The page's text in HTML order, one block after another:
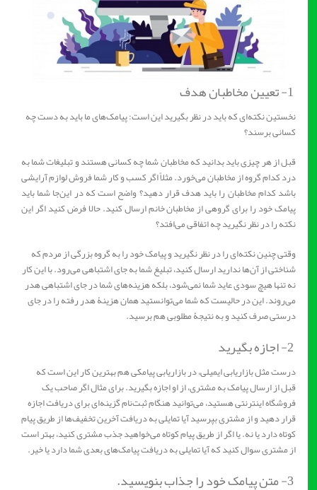
نخستین نکته‌ای که باید در نظر بگیرید این است: پیامک‌های ما باید به دست چه
کسانی برسند؟
قبل از هر چیزی باید بدانید که مخاطبان شما چه کسانی هستند و تبلیغات شما به
درد کدام گروه از مخاطبان می‌خورد. مثلاً اگر کسب و کار شما فروش لوازم آرایشی
باشد کدام مخاطبان را باید هدف قرار دهید؟ واضح است که در این‌جا شما باید
پیامک خود را برای گروهی از مخاطبان خانم ارسال کنید. حالا فرض کنید اگر این
نکته را در نظر نگیرید چه اتفاقی می‌افتد؟
وقتی چنین نکته‌ای را در نظر نگیرید و پیامک خود را به گروه بزرگی از مردم که
شناختی از آن‌ها ندارید ارسال کنید، تبلیغ شما به جای اشتباهی می‌رود. با این کار
نه تنها هیچ سودی عاید شما نمی‌شود، بلکه هزینه‌های شما در جای اشتباهی هدر
می‌روند. این در حالیست که شما می‌توانستید همان هزینۀ هدر رفته را در جای
درستی صرف کنید و به نتیجۀ مطلوبی هم برسید.
درست مثل بازاریابی ایمیلی، در بازاریابی پیامکی هم بهترین کار این است که
قبل از ارسال پیامک به مشتری، از او اجازه بگیرید. برای مثال اگر صاحب یک
فروشگاه اینترنتی هستید، می‌توانید هنگام ثبت‌نام گزینه‌ای برای دریافت اجازه
قرار دهید و از مشتری بپرسید آیا تمایلی به دریافت آخرین تخفیف‌ها از طریق پیام
کوتاه دارد یا نه. یا اگر از طریق پیام کوتاه می‌خواهید جذب مشتری کنید، بهتر است
از مشتری سوال کنید که آیا تمایلی به دریافت پیامک‌های بعدی شما دارد یا خیر.